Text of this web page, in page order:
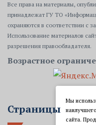
Все права на материалы,
принадлежат ГУ ТО
охраняются в соответствии с
Использование материалов
разрешения правообладателя.
Возрастное
Страницы
Мы
сайта.